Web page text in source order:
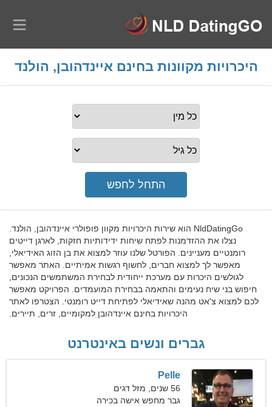
היכרויות מקוונות בחינם איינדהובן, הולנד
NldDatingGo הוא שירות היכרויות מקוון פופולרי איינדהובן, הולנד.
נצלו את ההזדמנות לפתח שיחות ידידותיות חזקות, לארגן דייטים
רומנטיים מעניינים. הפורטל שלנו עוזר למצוא את בן הזוג האידיאלי,
מאפשר לך למצוא חברים, לחשוף רגשות אמיתיים. האתר מאפשר
לגולשים היכרות עם מערכת ייחודית לבחירת המשתמשים הנכונים,
חיפוש בני שיח נעימים והתאמה בבחירת המועמדים. הפרויקט מאפשר
לכם למצוא צ'אט מהנה שאידיאלי לפתיחת דייט רומנטי. הצטרפו לאתר
היכרויות בחינם איינדהובן למקומיים, זרים, תיירים.
גברים ונשים באינטרנט
Pelle
56 שנים, מזל דגים
גבר מחפש אישה בכירה